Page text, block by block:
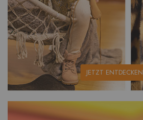
JETZT ENTDECKEN